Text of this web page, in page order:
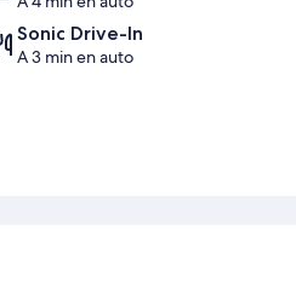
Sonic Drive-In
A 3 min en auto